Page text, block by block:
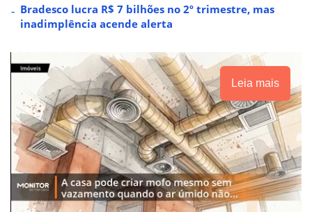
Bradesco lucra R$ 7 bilhões no 2º trimestre, mas
inadimplência acende alerta
Leia mais